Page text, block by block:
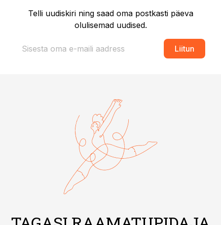
Telli uudiskiri ning saad oma postkasti päeva
olulisemad uudised.
Liitun